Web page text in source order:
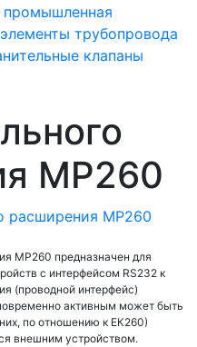
промышленная
трубопровода
клапаны
МР260
МР260 предназначен для
с интерфейсом RS232 к
(проводной интерфейс)
активным может быть
по отношению к ЕК260)
внешним устройством.